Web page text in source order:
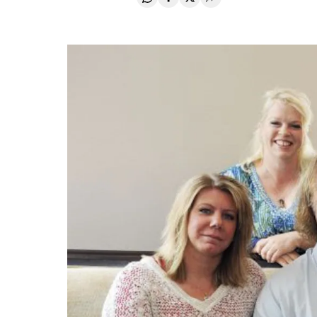
Compartir en Whatsapp
Compartir en Facebook
Compartir en Twitter
Desplegar Redes